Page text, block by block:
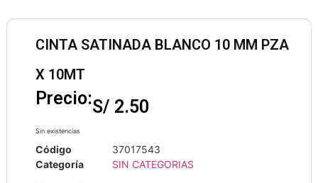
CINTA SATINADA BLANCO 10 MM PZA
X 10MT
Precio:S/ 2.50
Sin existencias
Código
37017543
Categoría
SIN CATEGORIAS